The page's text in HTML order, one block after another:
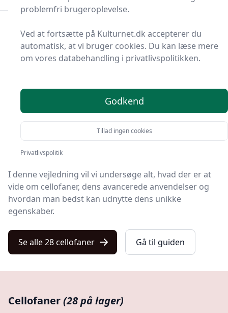
Forside Bolig og indretning
Fest og festoppyntning
Gaveindpakning
Cellofan
Cellofaner - 28 på lager
Cellofan, et produkt mange er bekendt med, men få
virkelig forstår.
Denne gennemskinnelige film har en rig historie og en
endnu rigere anvendelse i dagens moderne verden.
I denne vejledning vil vi undersøge alt, hvad der er at
vide om cellofaner, dens avancerede anvendelser og
hvordan man bedst kan udnytte dens unikke
egenskaber.
Se alle 28 cellofaner Gå til guiden
Cellofaner(28 på lager)
problemfri brugeroplevelse.
Ved at fortsætte på Kulturnet.dk accepterer du
automatisk, at vi bruger cookies. Du kan læse mere
om vores databehandling i privatlivspolitikken.
Godkend
Tillad ingen cookies
Privatlivspolitik